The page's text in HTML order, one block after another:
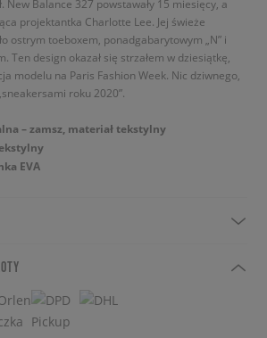
New Balance 327 powstawały 15 miesięcy, a
projektantka Charlotte Lee. Jej świeże
ostrym toeboxem, ponadgabarytowym „N” i
Ten design okazał się strzałem w dziesiątkę,
modelu na Paris Fashion Week. Nic dziwnego,
roku 2020”.
– zamsz, materiał tekstylny
EVA